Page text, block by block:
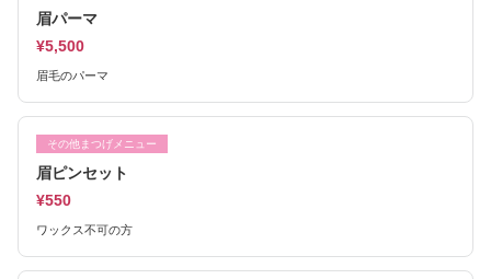
眉パーマ
¥5,500
眉毛のパーマ
その他まつげメニュー
眉ピンセット
¥550
ワックス不可の方